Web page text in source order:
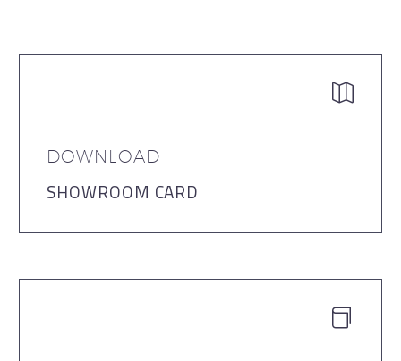


DOWNLOAD
SHOWROOM CARD

